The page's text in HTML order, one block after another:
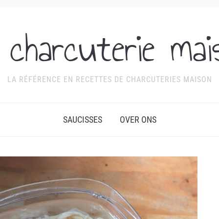
LA RÉFÉRENCE EN RECETTES DE CHARCUTERIES MAISON
SAUCISSES OVER ONS